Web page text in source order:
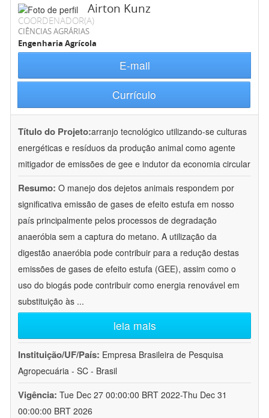
Airton Kunz
COORDENADOR(A)
CIÊNCIAS AGRÁRIAS
Engenharia Agrícola
E-mail
Currículo
Título do Projeto:arranjo tecnológico utilizando-se culturas
energéticas e resíduos da produção animal como agente
mitigador de emissões de gee e indutor da economia circular
Resumo: O manejo dos dejetos animais respondem por
significativa emissão de gases de efeito estufa em nosso
país principalmente pelos processos de degradação
anaeróbia sem a captura do metano. A utilização da
digestão anaeróbia pode contribuir para a redução destas
emissões de gases de efeito estufa (GEE), assim como o
uso do biogás pode contribuir como energia renovável em
substituição às ...
leia mais
Instituição/UF/País: Empresa Brasileira de Pesquisa
Agropecuária - SC - Brasil
Vigência: Tue Dec 27 00:00:00 BRT 2022-Thu Dec 31
00:00:00 BRT 2026